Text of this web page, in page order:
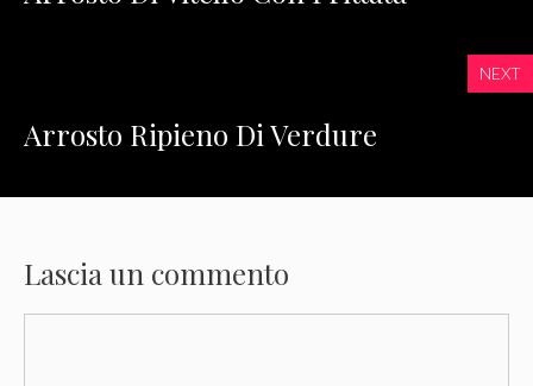
NEXT
Arrosto Ripieno Di Verdure
Lascia un commento